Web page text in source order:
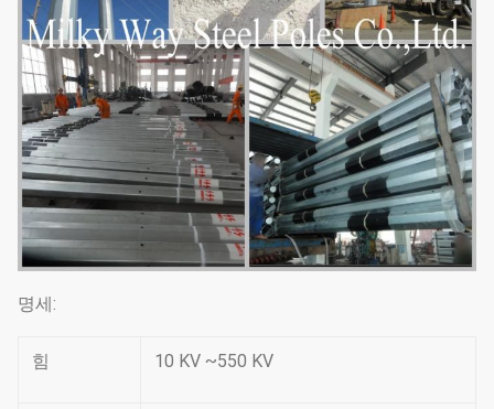
명세:
힘 10 KV ~550 KV